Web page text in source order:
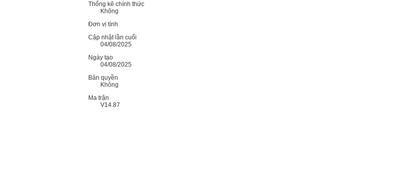
Thống kê chính thức
Không
Đơn vị tính
Cập nhật lần cuối
04/08/2025
Ngày tạo
04/08/2025
Bản quyền
Không
Ma trận
V14.87